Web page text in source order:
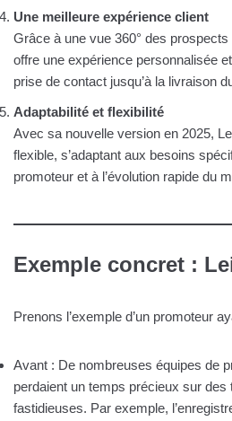
Une meilleure expérience client
Grâce à une vue 360° des
offre une expérience personnalisée
prise de contact jusqu’à la livraison
Adaptabilité et flexibilité
Avec sa nouvelle version en 2025,
flexible, s’adaptant aux besoins
promoteur et à l’évolution rapide du
Exemple concret :
Prenons l’exemple d’un promoteur
Avant : De nombreuses équipes de
perdaient un temps précieux sur des
fastidieuses. Par exemple,